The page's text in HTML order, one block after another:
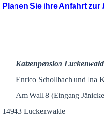
Planen Sie ihre Anfahrt zur
Katzenpension
Enrico Schollbach und Ina
Am Wall 8 (Eingang
14943 Luckenwalde